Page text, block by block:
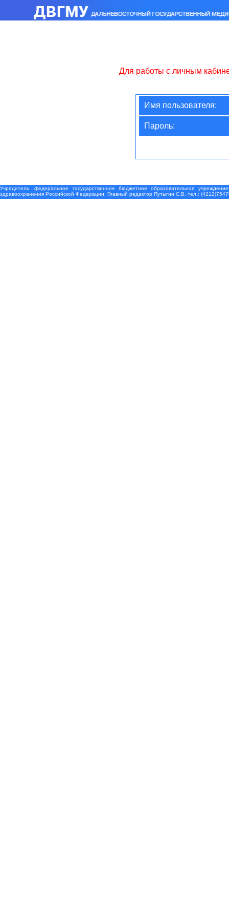
Для работы с личным
Имя пользователя:
Пароль:
Учредитель: федеральное государственное бюджетное образовательное
здравоохранения Российской Федерации. Главный редактор Путыгин С.В. тел.: